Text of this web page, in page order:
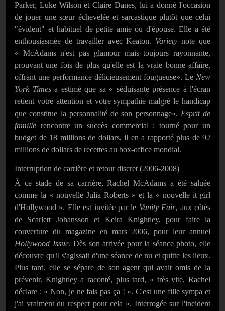
Parker, Luke Wilson et Claire Danes, lui a donné l'occasion
de jouer une sœur échevelée et sarcastique plutôt que celui
"évident" et habituel de petite amie ou d'épouse. Elle a été
enthousiasmée de travailler avec Keaton. Variety note que
« McAdams n'est pas glamour mais toujours rayonnante,
prouvant une fois de plus qu'elle est la vraie bonne affaire,
offrant une performance délicieusement fougueuse». Le New
York Timesa estimé que sa « séduisante présence à l'écran
retient votre attention et votre sympathie malgré le handicap
que constitue la personnalité de son personnage». Esprit de
famille rencontre un succès commercial : tourné pour un
budget de 18 millions de dollars, il en a rapporté plus de 92
millions de dollars de recettes au box-office mondial.
Interruption de carrière et retour discret (2006-2008)
À ce stade de sa carrière, Rachel McAdams a été saluée
comme la « nouvelle Julia Roberts » et la « nouvelle it girl
d'Hollywood ». Elle est invitée par le Vanity Fair, aux côtés
de Scarlett Johansson et Keira Knightley, pour faire la
couverture du magazine en mars 2006, pour leur annuel
Hollywood Issue. Dès son arrivée pour la séance photo, elle
découvre qu'il s'agissait d'une séance de nu et quitte les lieux.
Plus tard, elle se sépare de son agent qui avait omis de la
prévenir. Knightley a raconté, plus tard, « très vite, Rachel
déclare : « Non, je ne fais pas ça ! ». C'est une fille sympa et
j'ai vraiment du respect pour cela ». Interrogée sur l'incident